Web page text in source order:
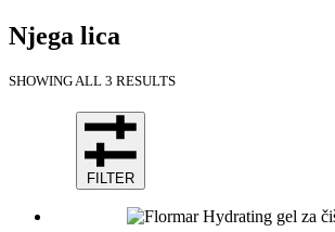
Njega lica
SHOWING ALL 3 RESULTS
FILTER